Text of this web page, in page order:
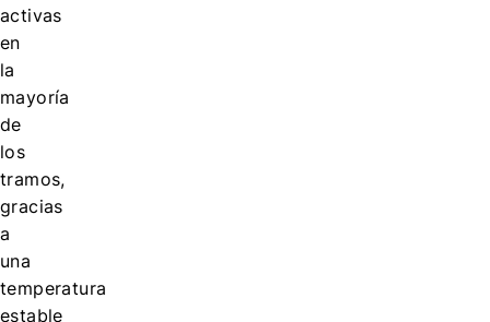
activas
en
la
mayoría
de
los
tramos,
gracias
a
una
temperatura
estable